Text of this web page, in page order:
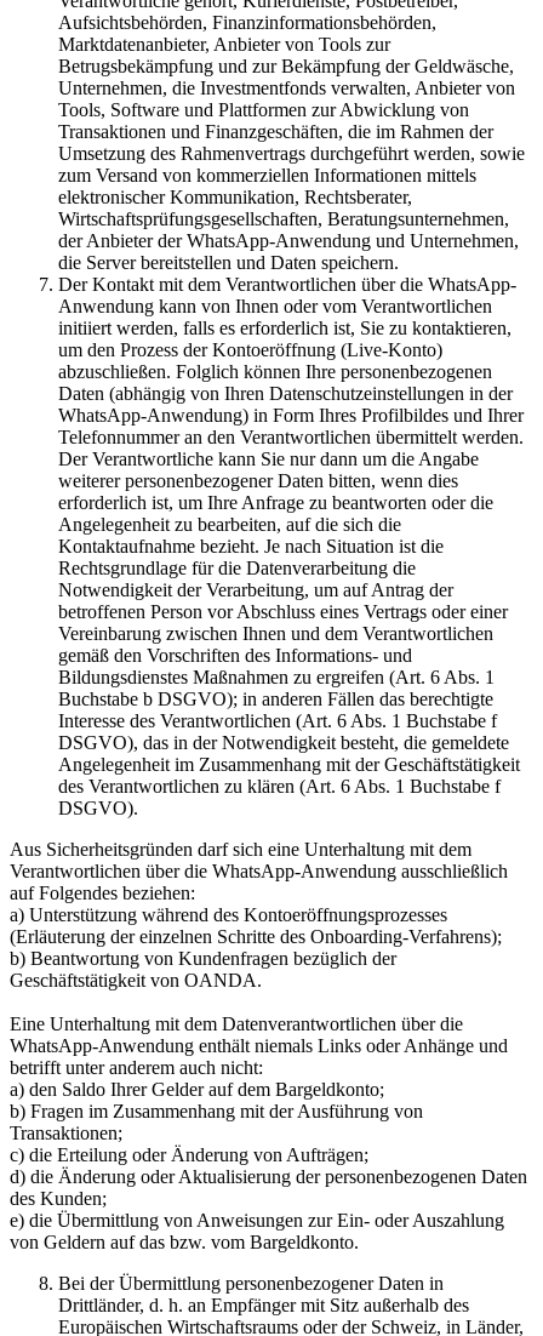
Aufsichtsbehörden, Finanzinformationsbehörden,
Marktdatenanbieter, Anbieter von Tools zur
Betrugsbekämpfung und zur Bekämpfung der Geldwäsche,
Unternehmen, die Investmentfonds verwalten, Anbieter von
Tools, Software und Plattformen zur Abwicklung von
Transaktionen und Finanzgeschäften, die im Rahmen der
Umsetzung des Rahmenvertrags durchgeführt werden, sowie
zum Versand von kommerziellen Informationen mittels
elektronischer Kommunikation, Rechtsberater,
Wirtschaftsprüfungsgesellschaften, Beratungsunternehmen,
der Anbieter der WhatsApp-Anwendung und Unternehmen,
die Server bereitstellen und Daten speichern.
Der Kontakt mit dem Verantwortlichen über die WhatsApp-
Anwendung kann von Ihnen oder vom Verantwortlichen
initiiert werden, falls es erforderlich ist, Sie zu kontaktieren,
um den Prozess der Kontoeröffnung (Live-Konto)
abzuschließen. Folglich können Ihre personenbezogenen
Daten (abhängig von Ihren Datenschutzeinstellungen in der
WhatsApp-Anwendung) in Form Ihres Profilbildes und Ihrer
Telefonnummer an den Verantwortlichen übermittelt werden.
Der Verantwortliche kann Sie nur dann um die Angabe
weiterer personenbezogener Daten bitten, wenn dies
erforderlich ist, um Ihre Anfrage zu beantworten oder die
Angelegenheit zu bearbeiten, auf die sich die
Kontaktaufnahme bezieht. Je nach Situation ist die
Rechtsgrundlage für die Datenverarbeitung die
Notwendigkeit der Verarbeitung, um auf Antrag der
betroffenen Person vor Abschluss eines Vertrags oder einer
Vereinbarung zwischen Ihnen und dem Verantwortlichen
gemäß den Vorschriften des Informations- und
Bildungsdienstes Maßnahmen zu ergreifen (Art. 6 Abs. 1
Buchstabe b DSGVO); in anderen Fällen das berechtigte
Interesse des Verantwortlichen (Art. 6 Abs. 1 Buchstabe f
DSGVO), das in der Notwendigkeit besteht, die gemeldete
Angelegenheit im Zusammenhang mit der Geschäftstätigkeit
des Verantwortlichen zu klären (Art. 6 Abs. 1 Buchstabe f
DSGVO).
Aus Sicherheitsgründen darf sich eine Unterhaltung mit dem
Verantwortlichen über die WhatsApp-Anwendung ausschließlich
auf Folgendes beziehen:
a) Unterstützung während des Kontoeröffnungsprozesses
(Erläuterung der einzelnen Schritte des Onboarding-Verfahrens);
b) Beantwortung von Kundenfragen bezüglich der
Geschäftstätigkeit von OANDA.
Eine Unterhaltung mit dem Datenverantwortlichen über die
WhatsApp-Anwendung enthält niemals Links oder Anhänge und
betrifft unter anderem auch nicht:
a) den Saldo Ihrer Gelder auf dem Bargeldkonto;
b) Fragen im Zusammenhang mit der Ausführung von
Transaktionen;
c) die Erteilung oder Änderung von Aufträgen;
d) die Änderung oder Aktualisierung der personenbezogenen Daten
des Kunden;
e) die Übermittlung von Anweisungen zur Ein- oder Auszahlung
von Geldern auf das bzw. vom Bargeldkonto.
Bei der Übermittlung personenbezogener Daten in
Drittländer, d. h. an Empfänger mit Sitz außerhalb des
Europäischen Wirtschaftsraums oder der Schweiz, in Länder,